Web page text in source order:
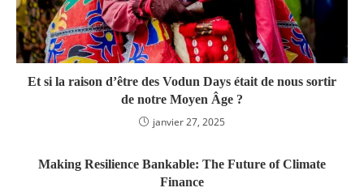
Et si la raison d’être des Vodun Days était de nous sortir
de notre Moyen Âge ?
janvier 27, 2025
Making Resilience Bankable: The Future of Climate
Finance